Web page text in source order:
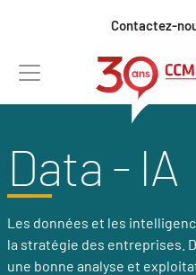
principal
Contactez-
Data - IA
Les données et les
la stratégie des entreprises.
une bonne analyse et